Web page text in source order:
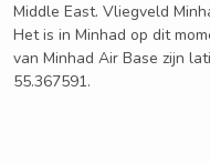
Middle East. Vliegveld
Het is in Minhad op dit
van Minhad Air Base zijn
55.367591.